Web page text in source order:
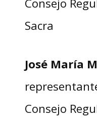
Sacra
José María
Consejo